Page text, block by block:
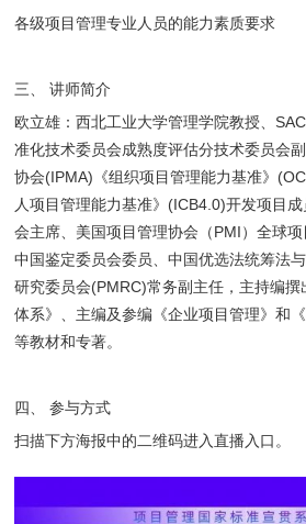
各级项目管理专业人员的能力素质要求
三、 讲师简介
欧立雄：西北工业大学管理学院教授、
准化技术委员会成熟度评估分技术委员会
协会(IPMA)《组织项目管理能力基准》
人项目管理能力基准》(ICB4.0)开发项目
会主席、美国项目管理协会（PMI）全球项
中国鉴定委员会委员、中国优选法统筹法
研究委员会(PMRC)常务副主任，主持编
体系》、主编及参编《企业项目管理》和
等教材和专著。
四、 参与方式
扫描下方海报中的二维码进入直播入口。